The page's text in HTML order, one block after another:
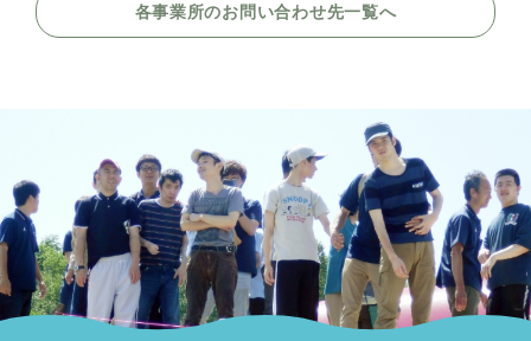
各事業所のお問い合わせ先一覧へ